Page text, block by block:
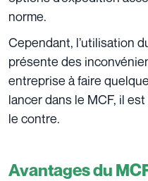
norme.
Cependant, l’utilisation
présente des
entreprise à faire
lancer dans le MCF, il
le contre.
Avantages du